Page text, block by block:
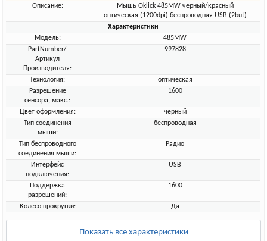
Описание:
Мышь Oklick 485MW черный/красный
оптическая (1200dpi) беспроводная USB (2but)
Характеристики
Модель:
485MW
PartNumber/
Артикул
Производителя:
997828
Технология:
оптическая
Разрешение
сенсора, макс.:
1600
Цвет оформления:
черный
Тип соединения
мыши:
беспроводная
Тип беспроводного
соединения мыши:
Радио
Интерфейс
подключения:
USB
Поддержка
разрешений:
1600
Колесо прокрутки: Да
Показать все характеристики